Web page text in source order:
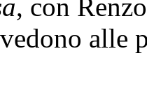
, con
alle